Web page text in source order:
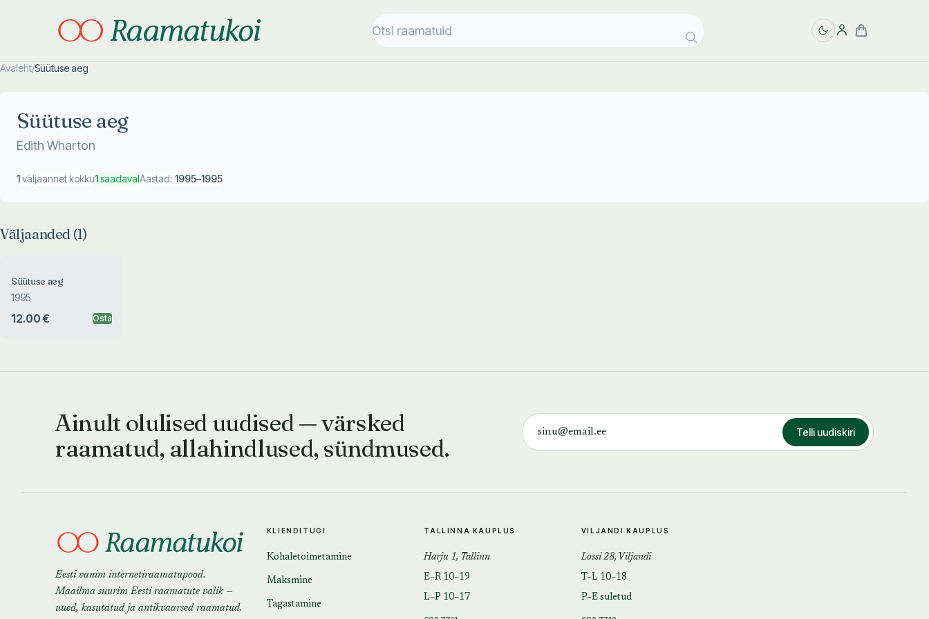
Avaleht/Süütuse aeg
Süütuse aeg
Edith Wharton
1väljaannet kokku1saadavalAastad: 1995–1995
Väljaanded (1)
Süütuse aeg
1995
12.00 € Osta
Ainult olulised uudised — värsked
raamatud, allahindlused, sündmused.
Telli uudiskiri
Eesti vanim internetiraamatupood.
Maailma suurim Eesti raamatute valik —
uued, kasutatud ja antikvaarsed raamatud.
KLIENDITUGI
Kohaletoimetamine
Maksmine
Tagastamine
TALLINNA KAUPLUS
Harju 1, Tallinn
E–R 10–19
L–P 10–17
VILJANDI KAUPLUS
Lossi 28, Viljandi
T–L 10–18
P–E suletud